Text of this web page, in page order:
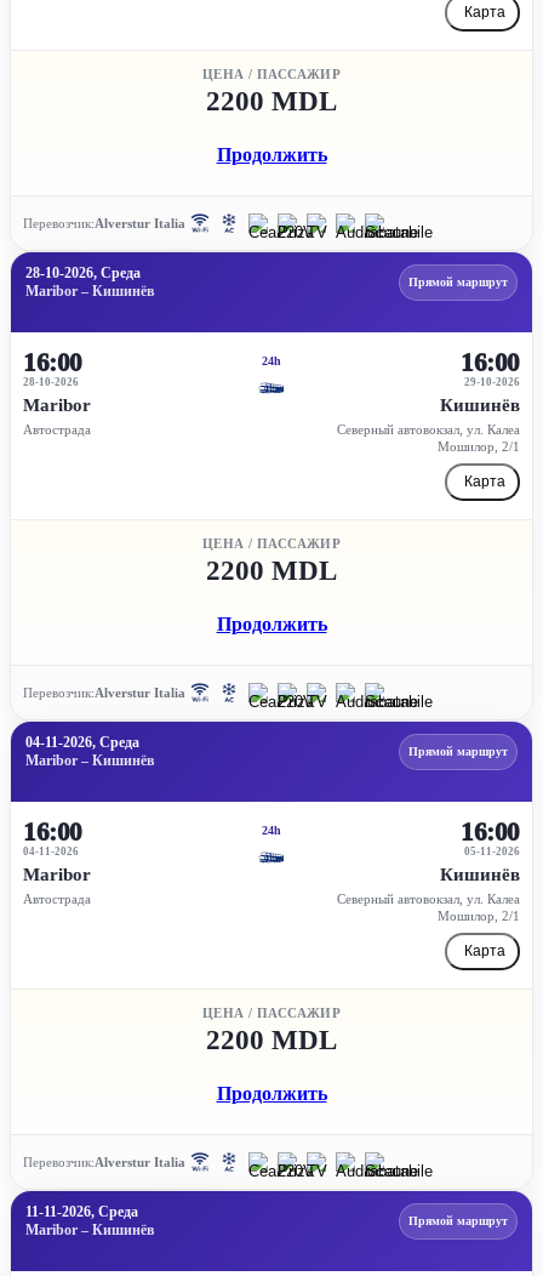
Карта
ЦЕНА / ПАССАЖИР
2200 MDL
Продолжить
Перевозчик:Alverstur Italia
28-10-2026, Среда
Maribor – Кишинёв
Прямой маршрут
16:00
28-10-2026
Maribor
Автострада
24h
29-10-2026
16:00
Кишинёв
Северный автовокзал, ул. Калеа
Мошилор, 2/1
Карта
ЦЕНА / ПАССАЖИР
2200 MDL
Продолжить
Перевозчик:Alverstur Italia
04-11-2026, Среда
Maribor – Кишинёв
Прямой маршрут
16:00
04-11-2026
Maribor
Автострада
24h
05-11-2026
16:00
Кишинёв
Северный автовокзал, ул. Калеа
Мошилор, 2/1
Карта
ЦЕНА / ПАССАЖИР
2200 MDL
Продолжить
Перевозчик:Alverstur Italia
11-11-2026, Среда
Maribor – Кишинёв
Прямой маршрут